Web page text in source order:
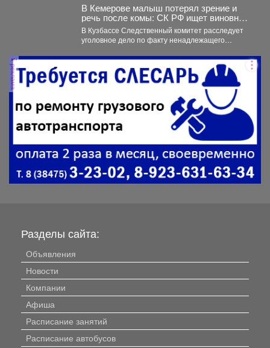
В Кемерове малыш потерял зрение и
речь после комы: СК РФ ищет виновных
в искалеченном детстве
В Кузбассе Следственный комитет расследует
уголовное дело по факту ненадлежащего
мальчику....
реклама
Разделы сайта:
Объявления
Новости
Компании
Афиша
Расписание занятий
Расписание автобусов